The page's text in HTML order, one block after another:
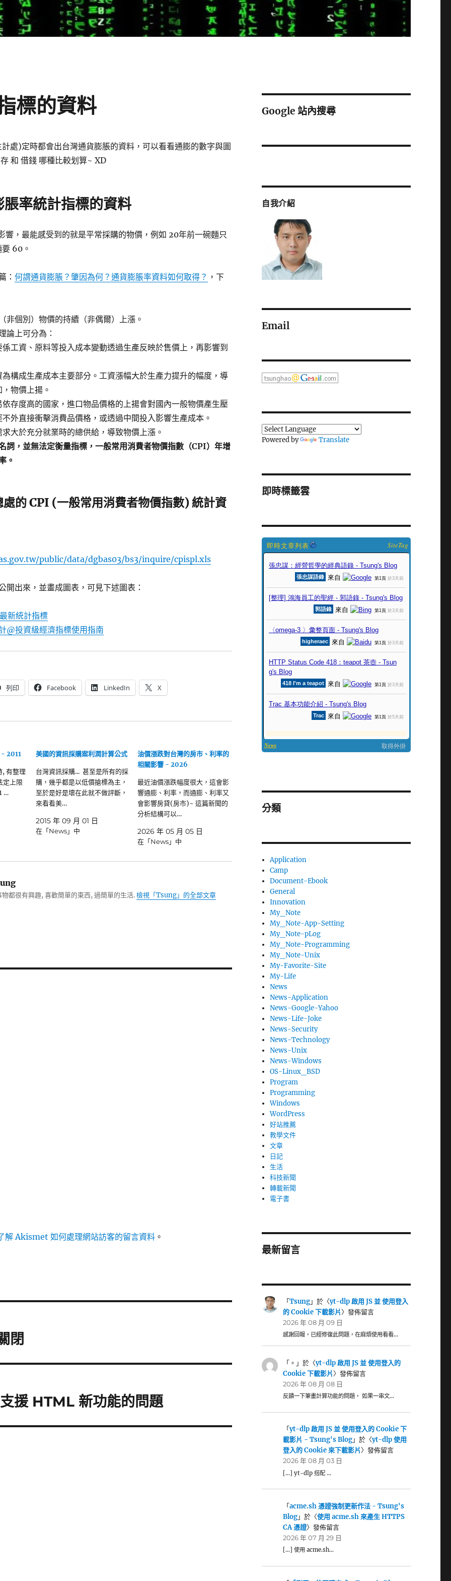
標的資料
處)定時都會出台灣通貨膨脹的資料，可以看看通膨的數字與圖
和 借錢 哪種比較划算~ XD
率統計指標的資料
響，最能感受到的就是平常採購的物價，例如 20年前一碗麵只
60。
： 何謂通貨膨脹？肇因為何？通貨膨脹率資料如何取得？ ，下
非個別）物價的持續（非偶爾）上漲。
論上可分為：
工資、原料等投入成本變動透過生產反映於售價上，再影響到
構成生產成本主要部分。工資漲幅大於生產力提升的幅度，導
物價上揚。
存度高的國家，進口物品價格的上揚會對國內一般物價產生壓
外直接衝擊消費品價格，或透過中間投入影響生產成本。
大於充分就業時的總供給，導致物價上漲。
詞，並無法定衡量指標，一般常用消費者物價指數（CPI）年增
。
的 CPI (一般常用消費者物價指數) 統計資
public/data/dgbas03/bs3/inquire/cpispl.xls
開出來，並畫成圖表，可見下述圖表：
新統計指標
@投資級經濟指標使用指南
列印 Facebook LinkedIn X
- 2011
, 有整理
定上限
…
美國的資訊採購案利潤計算公式
台灣資訊採購... 甚至是所有的採
購，幾乎都是以低價搶標為主，
至於是好是壞在此就不做評斷，
來看看美…
2015 年 09 月 01 日
在「News」中
油價漲跌對台灣的房市、利率的
相關影響 - 2026
最近油價漲跌幅度很大，這會影
響通膨、利率，而通膨、利率又
會影響房貸(房市)~ 這篇新聞的
分析結構可以…
2026 年 05 月 05 日
在「News」中
都很有興趣, 喜歡簡單的東西, 過簡單的生活.檢視「Tsung」的全部文章
解 Akismet 如何處理網站訪客的留言資料 。
閉
援 HTML 新功能的問題
Google 站內搜尋
自我介紹
Email
Powered by Translate
即時標籤雲
SiteTag
分類
Application
Camp
Document-Ebook
General
Innovation
My_Note
My_Note-App-Setting
My_Note-pLog
My_Note-Programming
My_Note-Unix
My-Favorite-Site
My-Life
News
News-Application
News-Google-Yahoo
News-Life-Joke
News-Security
News-Technology
News-Unix
News-Windows
OS-Linux_BSD
Program
Programming
Windows
WordPress
好站推薦
教學文件
文章
日記
生活
科技新聞
轉載新聞
電子書
最新留言
「Tsung」於〈yt-dlp 啟用 JS 並 使用登入
的 Cookie 下載影片〉發佈留言
2026 年 08 月 09 日
感謝回報，已經修復此問題，在麻煩使用看看…
「 。 」於〈yt-dlp 啟用 JS 並 使用登入的
Cookie 下載影片〉發佈留言
2026 年 08 月 08 日
反饋一下筆畫計算功能的問題， 如果一串文…
「yt-dlp 啟用 JS 並 使用登入的 Cookie 下
載影片 - Tsung's Blog」於〈yt-dlp 使用
登入的 Cookie 來下載影片〉發佈留言
2026 年 08 月 03 日
[…] yt-dlp 搭配 …
「acme.sh 憑證強制更新作法 - Tsung's
Blog」於〈使用 acme.sh 來產生 HTTPS
CA 憑證〉發佈留言
2026 年 07 月 29 日
[…] 使用 acme.sh…